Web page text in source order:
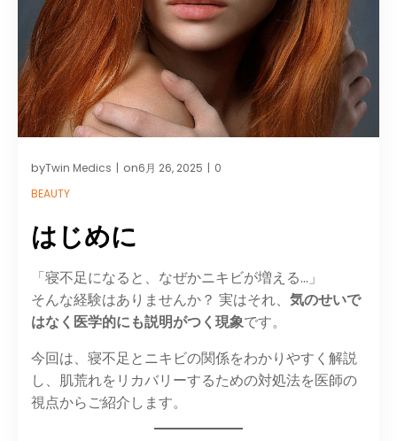
byTwin Medics | on6月 26, 2025 | 0
BEAUTY
はじめに
「寝不足になると、なぜかニキビが増える…」
そんな経験はありませんか？ 実はそれ、 気のせいで
はなく医学的にも説明がつく現象です。
今回は、寝不足とニキビの関係をわかりやすく解説
し、肌荒れをリカバリーするための対処法を医師の
視点からご紹介します。